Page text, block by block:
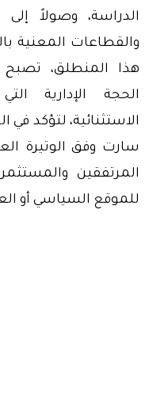
الدراسة، وصولاً إلى
والقطاعات المعنية
هذا المنطلق، تصبح
الحجة الإدارية
الاستثنائية، لتؤكد
سارت وفق الوتيرة
المرتفقين
للموقع السياسي أو